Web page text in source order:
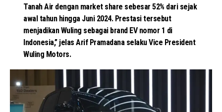
Tanah Air dengan market share sebesar 52% dari sejak
awal tahun hingga Juni 2024. Prestasi tersebut
menjadikan Wuling sebagai brand EV nomor 1 di
Indonesia,” jelas Arif Pramadana selaku Vice President
Wuling Motors.